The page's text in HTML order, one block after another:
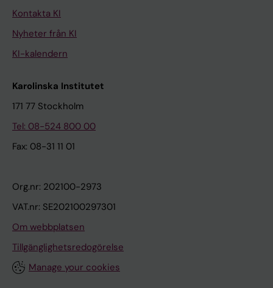
Kontakta KI
Nyheter från KI
KI-kalendern
Karolinska Institutet
171 77 Stockholm
Tel: 08-524 800 00
Fax: 08-31 11 01
Org.nr: 202100-2973
VAT.nr: SE202100297301
Om webbplatsen
Tillgänglighetsredogörelse
Manage your cookies